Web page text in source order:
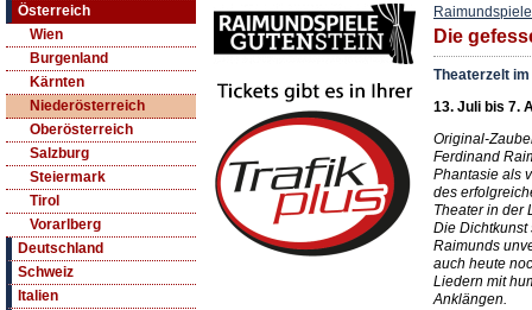
Österreich
Wien
Burgenland
Kärnten
Niederösterreich
Oberösterreich
Salzburg
Steiermark
Tirol
Vorarlberg
Deutschland
Schweiz
Italien
Die
Theaterzelt
13. Juli bis 7.
Original-
Ferdinand
Phantasie als
des
Theater in der
Die Dichtkunst
Raimunds
auch heute
Liedern mit
Anklängen.